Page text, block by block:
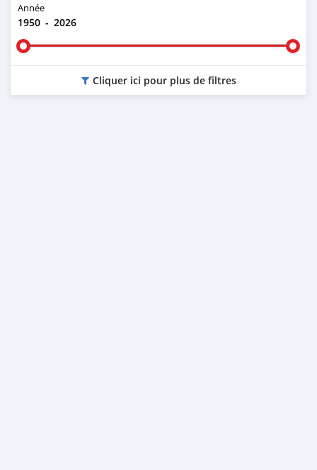
Année
1950 - 2026
Cliquer ici pour plus de filtres